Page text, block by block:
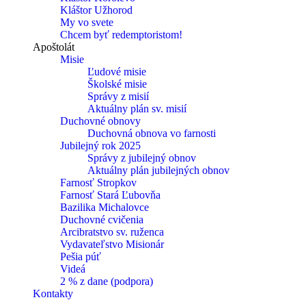
Kláštor Užhorod
My vo svete
Chcem byť redemptoristom!
Apoštolát
Misie
Ľudové misie
Školské misie
Správy z misií
Aktuálny plán sv. misií
Duchovné obnovy
Duchovná obnova vo farnosti
Jubilejný rok 2025
Správy z jubilejný obnov
Aktuálny plán jubilejných obnov
Farnosť Stropkov
Farnosť Stará Ľubovňa
Bazilika Michalovce
Duchovné cvičenia
Arcibratstvo sv. ruženca
Vydavateľstvo Misionár
Pešia púť
Videá
2 % z dane (podpora)
Kontakty